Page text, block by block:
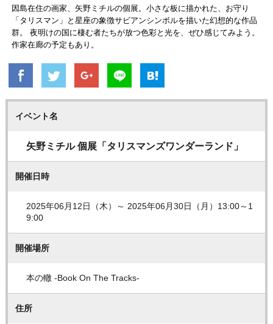
因島在住の画家、矢野ミチルの個展。小さな板に描かれた、お守り
「タリスマン」と星座の象徴サビアンシンボルを描いた幻想的な作品
群。 夜明けの国に棲む者たちが放つ色彩と光を、ぜひ感じてみよう。
作家在廊の予定もあり。
イベント名
矢野ミチル 個展「タリスマンズワンダーランド」
開催日時
2025年06月12日（木）～ 2025年06月30日（月）13:00～1
9:00
開催場所
本の轍 -Book On The Tracks-
住所